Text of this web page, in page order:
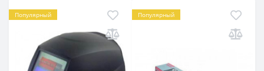
Популярный Популярный